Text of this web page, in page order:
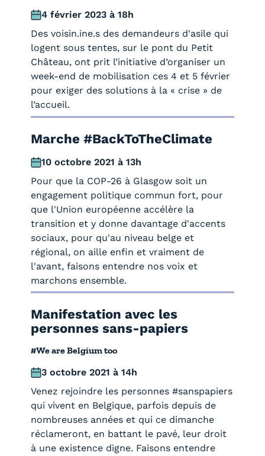
4 février 2023 à 18h
Des voisin.ine.s des demandeurs d'asile qui
logent sous tentes, sur le pont du Petit
Château, ont prit l’initiative d’organiser un
week-end de mobilisation ces 4 et 5 février
pour exiger des solutions à la « crise » de
l’accueil.
Marche #BackToTheClimate
10 octobre 2021 à 13h
Pour que la COP-26 à Glasgow soit un
engagement politique commun fort, pour
que l'Union européenne accélère la
transition et y donne davantage d'accents
sociaux, pour qu'au niveau belge et
régional, on aille enfin et vraiment de
l'avant, faisons entendre nos voix et
marchons ensemble.
Manifestation avec les
personnes sans-papiers
#We are Belgium too
3 octobre 2021 à 14h
Venez rejoindre les personnes #sanspapiers
qui vivent en Belgique, parfois depuis de
nombreuses années et qui ce dimanche
réclameront, en battant le pavé, leur droit
à une existence digne. Faisons entendre